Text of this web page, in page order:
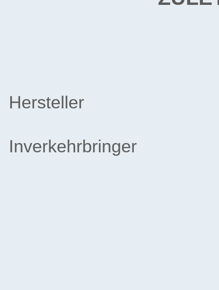
Hersteller
Inverkehrbringer